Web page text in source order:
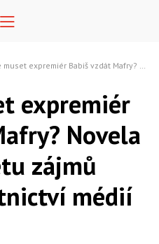
Babiš vzdát Mafry? Novela zákona o střetu zájmů vylučuje vlastnictví médií poslanci
expremiér
Novela
zájmů
médií